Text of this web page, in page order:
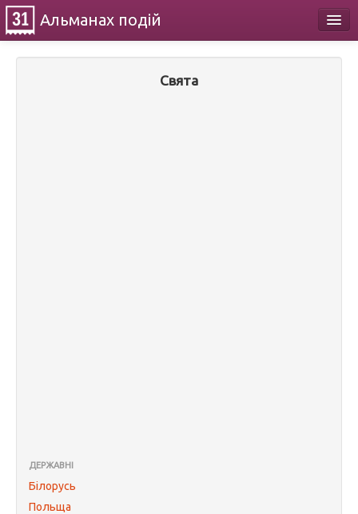
Альманах подій
Свята
ДЕРЖАВНІ
Білорусь
Польща